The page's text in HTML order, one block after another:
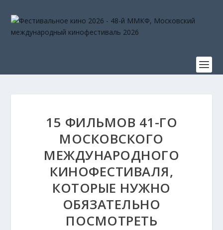
15 ФИЛЬМОВ 41-ГО
МОСКОВСКОГО
МЕЖДУНАРОДНОГО
КИНОФЕСТИВАЛЯ,
КОТОРЫЕ НУЖНО
ОБЯЗАТЕЛЬНО
ПОСМОТРЕТЬ